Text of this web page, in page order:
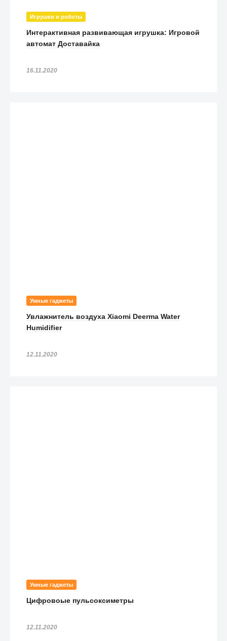
Игрушки и роботы
Интерактивная развивающая игрушка: Игровой
автомат Доставайка
16.11.2020
Умные гаджеты
Увлажнитель воздуха Xiaomi Deerma Water
Humidifier
12.11.2020
Умные гаджеты
Цифровоые пульсоксиметры
12.11.2020